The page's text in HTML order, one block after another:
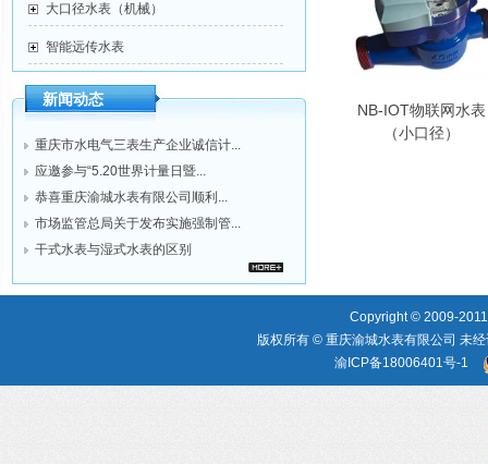
大口径水表（机械）
智能远传水表
新闻动态
重庆市水电气三表生产企业诚信计...
应邀参与“5.20世界计量日暨...
恭喜重庆渝城水表有限公司顺利...
市场监管总局关于发布实施强制管...
干式水表与湿式水表的区别
NB-IOT物联网水表
（小口径）
Copyright © 2009-
版权所有 © 重庆渝城水表有限公司 未
渝ICP备18006401号-1